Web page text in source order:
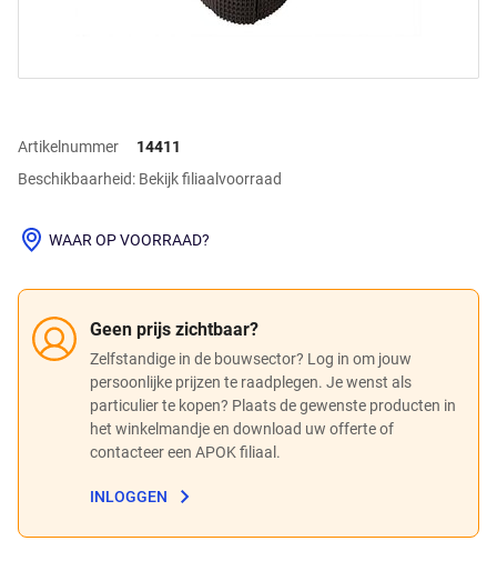
Artikelnummer
14411
Beschikbaarheid: Bekijk filiaalvoorraad
Geen prijs zichtbaar?
Zelfstandige in de bouwsector? Log in om jouw
persoonlijke prijzen te raadplegen. Je wenst als
particulier te kopen? Plaats de gewenste producten in
het winkelmandje en download uw offerte of
contacteer een APOK filiaal.
INLOGGEN
WAAR OP VOORRAAD?